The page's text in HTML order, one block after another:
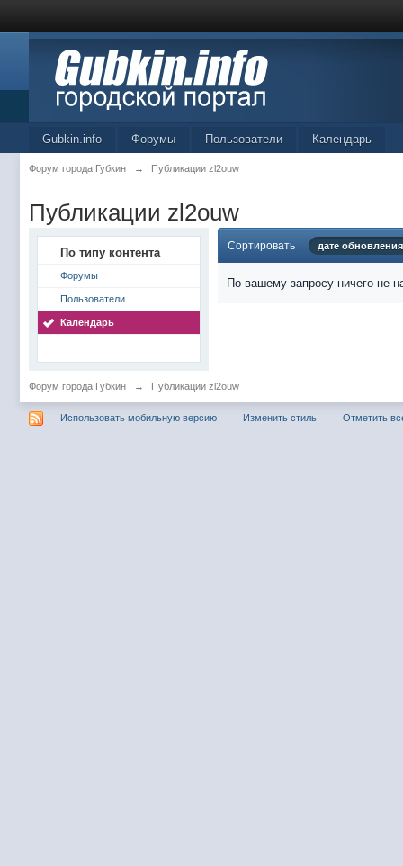
Gubkin.info Форумы Пользователи Календарь
Форум города Губкин → Публикации zl2ouw
Публикации zl2ouw
По типу контента
Форумы
Пользователи
Календарь
Сортировать дате обновления
По вашему запросу ничего не
Форум города Губкин → Публикации zl2ouw
Использовать мобильную версию Изменить стиль Отметить